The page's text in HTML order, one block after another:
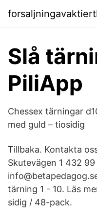
Slå
PiliApp
Chessex tärningar
med guld – tiosidig
Tillbaka. Kontakta
Skutevägen 1 432
tärning 1 - 10. Läs
sidig / 48-pack.